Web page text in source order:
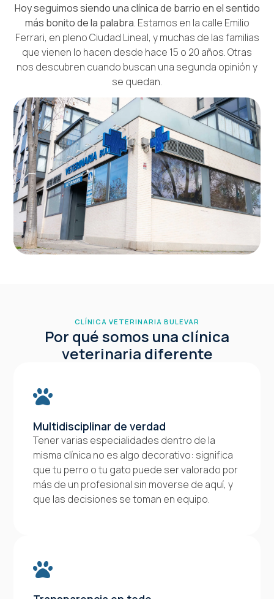
Hoy seguimos siendo una clínica de barrio en el sentido
más bonito de la palabra. Estamos en la calle Emilio
Ferrari, en pleno Ciudad Lineal, y muchas de las familias
que vienen lo hacen desde hace 15 o 20 años. Otras
nos descubren cuando buscan una segunda opinión y
se quedan.
CLÍNICA VETERINARIA BULEVAR
Por qué somos una clínica
veterinaria diferente
Multidisciplinar de verdad
Tener varias especialidades dentro de la
misma clínica no es algo decorativo: significa
que tu perro o tu gato puede ser valorado por
más de un profesional sin moverse de aquí, y
que las decisiones se toman en equipo.